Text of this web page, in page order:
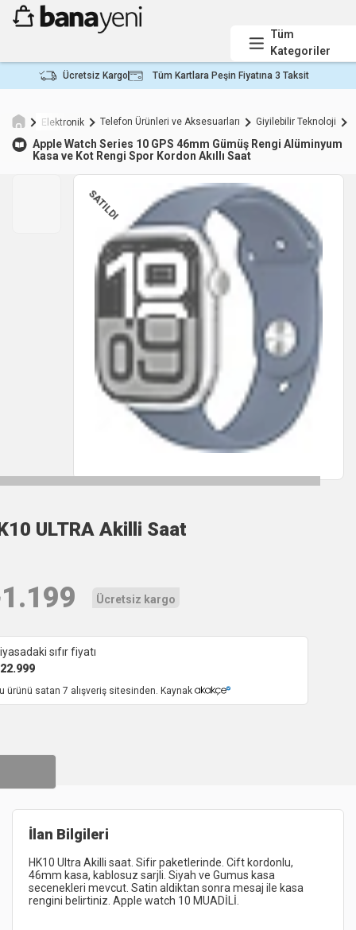
Tüm
Kategoriler
Ücretsiz Kargo Tüm Kartlara Peşin Fiyatına 3 Taksit
Elektronik Telefon Ürünleri ve Aksesuarları Giyilebilir Teknoloji
AppleWatch Series 10 GPS 46mm Gümüş Rengi Alüminyum
Kasa ve Kot Rengi Spor Kordon Akıllı Saat
SATILDI
ULTRA Akilli Saat
1.199 Ücretsiz kargo
sıfır fiyatı
22.999
ürünü satan 7 alışveriş sitesinden. Kaynak
İlan Bilgileri
HK10 Ultra Akilli saat. Sifir paketlerinde. Cift kordonlu,
46mm kasa, kablosuz sarjli. Siyah ve Gumus kasa
secenekleri mevcut. Satin aldiktan sonra mesaj ile kasa
rengini belirtiniz. Apple watch 10 MUADİLİ.